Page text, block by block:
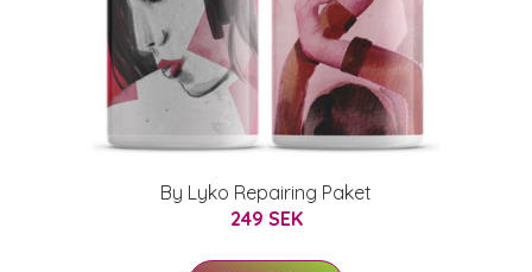
By Lyko Repairing Paket
249 SEK